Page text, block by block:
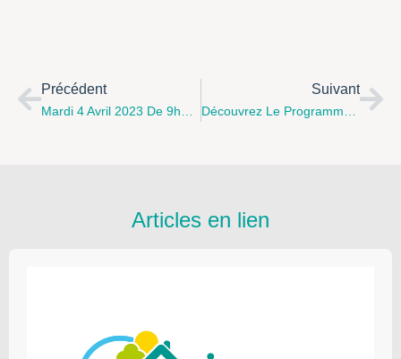
Précédent
Mardi 4 Avril 2023 De 9h30 À 10h30 : Prochain Atelier Détente Et Bien-Être Du Bébé À Fruges
Suivant
Découvrez Le Programme De La Plateforme De Répit « Un Temps Pour Soi » Pour Le Mois D’avril 2023
Articles en lien